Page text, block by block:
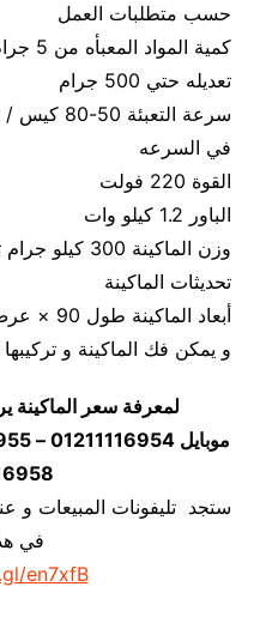
حسب متطلبات العمل
تعديله حتي 500 جرام
سرعة
في السرعه
القوة 220 فولت
الباور 1.2 كيلو وات
وزن الماكينة
تحديثات الماكينة
و يمكن فك الماكينة و
لمعرفة سعر الماكينة
ستجد تليفونات المبيعات و
في
en7xfB